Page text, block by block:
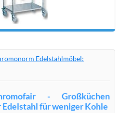
Edelstahlmöbel:
- Großküchen
für weniger Kohle